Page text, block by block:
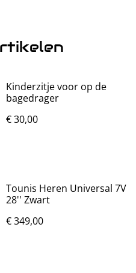
Kinderzitje voor op de
bagedrager
€ 30,00
Tounis Heren Universal 7V
28'' Zwart
€ 349,00